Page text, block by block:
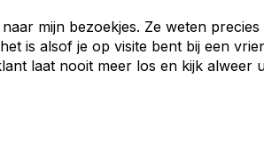
mijn bezoekjes. Ze weten
is alsof je op visite bent bij een
laat nooit meer los en kijk alweer